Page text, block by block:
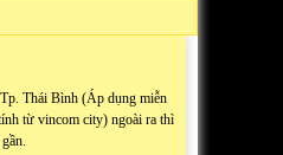
Thái Bình (Áp dụng miễn
từ vincom city) ngoài ra thì